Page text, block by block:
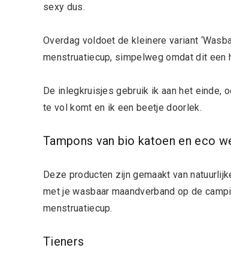
sexy dus.
Overdag voldoet de kleinere variant
menstruatiecup, simpelweg omdat dit
De inlegkruisjes gebruik ik aan het einde,
te vol komt en ik een beetje doorlek.
Tampons van bio katoen en eco
Deze producten zijn gemaakt van
met je wasbaar maandverband op de
menstruatiecup.
Tieners